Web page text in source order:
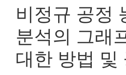
비정규 공정
분석의 그래
대한 방법 및